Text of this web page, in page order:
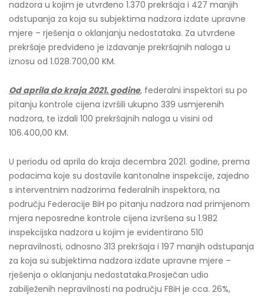
nadzora u kojim je utvrđeno 1.370 prekršaja i 427 manjih
odstupanja za koja su subjektima nadzora izdate upravne
mjere – rješenja o oklanjanju nedostataka. Za utvrđene
prekršaje predviđeno je izdavanje prekršajnih naloga u
iznosu od 1.028.700,00 KM.
Od aprila do kraja 2021. godine, federalni inspektori su po
pitanju kontrole cijena izvršili ukupno 339 usmjerenih
nadzora, te izdali 100 prekršajnih naloga u visini od
106.400,00 KM.
U periodu od aprila do kraja decembra 2021. godine, prema
podacima koje su dostavile kantonalne inspekcije, zajedno
s interventnim nadzorima federalnih inspektora, na
području Federacije BiH po pitanju nadzora nad primjenom
mjera neposredne kontrole cijena izvršena su 1.982
inspekcijska nadzora u kojim je evidentirano 510
nepravilnosti, odnosno 313 prekršaja i 197 manjih odstupanja
za koja su subjektima nadzora izdate upravne mjere –
rješenja o oklanjanju nedostataka.Prosječan udio
zabilježenih nepravilnosti na području FBiH je cca. 26%,